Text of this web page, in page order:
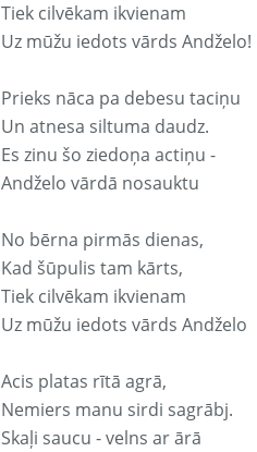
Tiek cilvēkam ikvienam
Uz mūžu iedots vārds Andželo!
Prieks nāca pa debesu taciņu
Un atnesa siltuma daudz.
Es zinu šo ziedoņa actiņu -
Andželo vārdā nosauktu
No bērna pirmās dienas,
Kad šūpulis tam kārts,
Tiek cilvēkam ikvienam
Uz mūžu iedots vārds Andželo
Acis platas rītā agrā,
Nemiers manu sirdi sagrābj.
Skaļi saucu - velns ar ārā